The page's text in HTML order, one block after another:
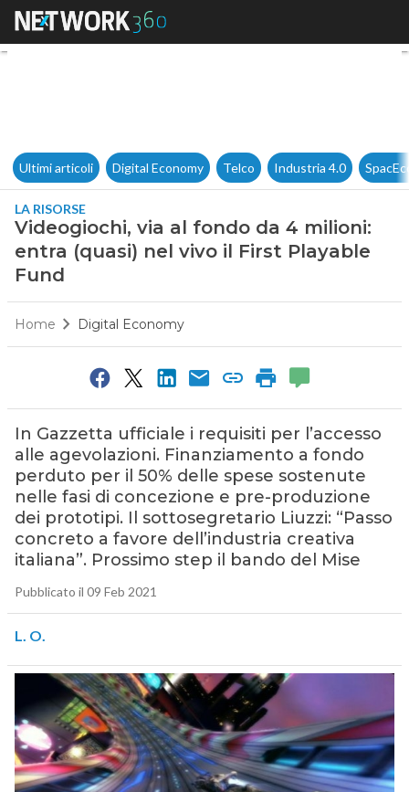
Videogiochi, via al fondo da
Ultimi articoli Digital Economy Telco Industria 4.0
LA RISORSE
Videogiochi, via al fondo da 4 milioni:
entra (quasi) nel vivo il First Playable
Fund
Home Digital Economy
In Gazzetta ufficiale i requisiti per l’accesso
alle agevolazioni. Finanziamento a fondo
perduto per il 50% delle spese sostenute
nelle fasi di concezione e pre-produzione
dei prototipi. Il sottosegretario Liuzzi: “Passo
concreto a favore dell’industria creativa
italiana”. Prossimo step il bando del Mise
Pubblicato il 09 Feb 2021
L. O.